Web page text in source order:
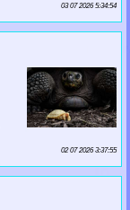
03 07 2026 5:34:54
02 07 2026 3:37:55